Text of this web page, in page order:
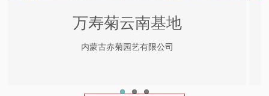
万寿菊云南基地
内蒙古赤菊园艺有限公司